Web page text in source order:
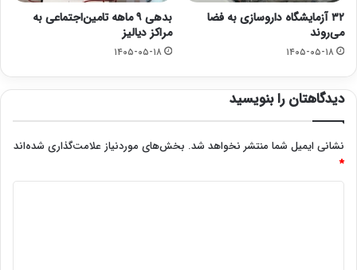
۳۲ آزمایشگاه داروسازی به فضا
می‌روند
۱۴۰۵-۰۵-۱۸
بدهی ۹ ماهه تامین‌اجتماعی به
مراکز دیالیز
۱۴۰۵-۰۵-۱۸
دیدگاهتان را بنویسید
نشانی ایمیل شما منتشر نخواهد شد. بخش‌های موردنیاز علامت‌گذاری شده‌اند
*